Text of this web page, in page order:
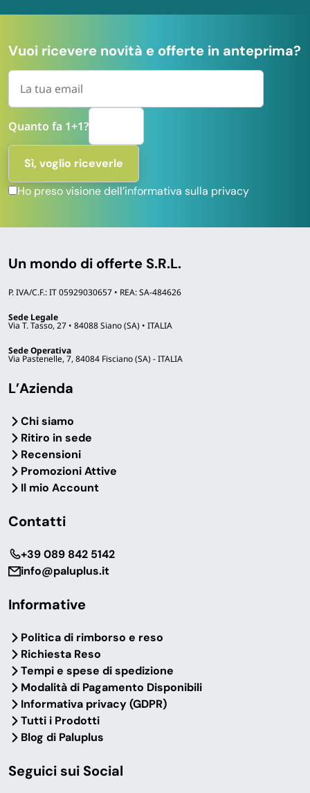
Vuoi ricevere novità e offerte in anteprima?
Quanto fa 1+1?
Ho preso visione dell’informativa sulla privacy
Un mondo di offerte S.R.L.
P. IVA/C.F.: IT 05929030657 • REA: SA-484626
Sede Legale
Via T. Tasso, 27 • 84088 Siano (SA) • ITALIA
Sede Operativa
Via Pastenelle, 7, 84084 Fisciano (SA) - ITALIA
L’Azienda
Chi siamo
Ritiro in sede
Recensioni
Promozioni Attive
Il mio Account
Contatti
‎+39 089 842 5142
info@paluplus.it
Informative
Politica di rimborso e reso
Richiesta Reso
Tempi e spese di spedizione
Modalità di Pagamento Disponibili
Informativa privacy (GDPR)
Tutti i Prodotti
Blog di Paluplus
Seguici sui Social